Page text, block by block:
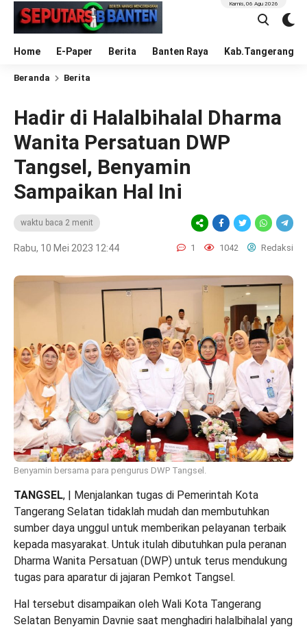
Home E-Paper Berita Banten Raya Kab.Tangerang
Kamis, 06 Agu 2026
Beranda Berita
Hadir di Halalbihalal Dharma
Wanita Persatuan DWP
Tangsel, Benyamin
Sampaikan Hal Ini
waktu baca 2 menit
Rabu, 10 Mei 2023 12:44 1 1042 Redaksi
Benyamin bersama para pengurus DWP Tangsel.
TANGSEL, | Menjalankan tugas di Pemerintah Kota
Tangerang Selatan tidaklah mudah dan membutuhkan
sumber daya unggul untuk memberikan pelayanan terbaik
kepada masyarakat. Untuk itulah dibutuhkan pula peranan
Dharma Wanita Persatuan (DWP) untuk terus mendukung
tugas para aparatur di jajaran Pemkot Tangsel.
Hal tersebut disampaikan oleh Wali Kota Tangerang
Selatan Benyamin Davnie saat menghadiri halalbihalal yang